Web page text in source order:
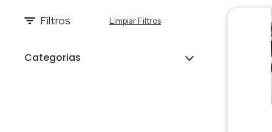
Filtros Limpiar Filtros
Categorias